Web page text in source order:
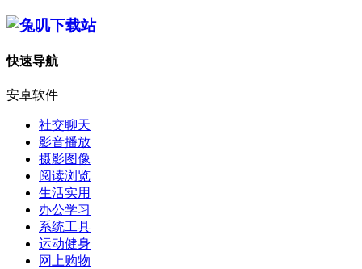
快速导航
安卓软件
社交聊天
影音播放
摄影图像
阅读浏览
生活实用
办公学习
系统工具
运动健身
网上购物